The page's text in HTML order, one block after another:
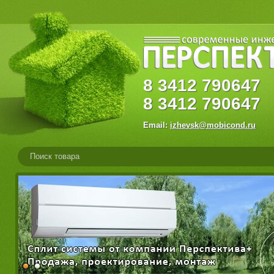
8 3412
8 3412 790647
Email: izhevsk@mobicond.ru